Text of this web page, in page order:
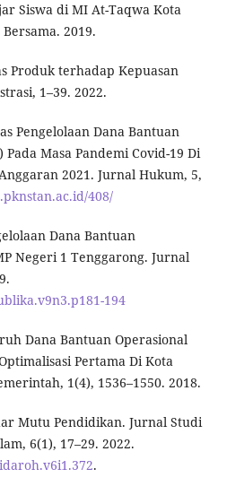
Siswa di MI At-Taqwa Kota
2019.
Produk terhadap Kepuasan
1–39. 2022.
Pengelolaan Dana Bantuan
Pada Masa Pandemi Covid-19 Di
2021. Jurnal Hukum, 5,
408/
Dana Bantuan
Negeri 1 Tenggarong. Jurnal
194
Dana Bantuan Operasional
Pertama Di Kota
1(4), 1536–1550. 2018.
Mutu Pendidikan. Jurnal Studi
6(1), 17–29. 2022.
.